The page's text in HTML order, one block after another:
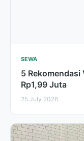
SEWA
5
Rp1,99 Juta
25 July 2026